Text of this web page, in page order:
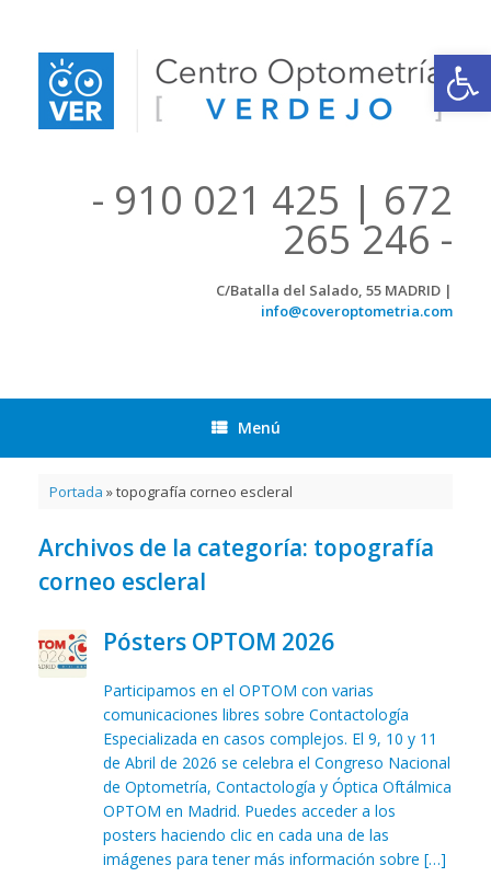
contenido
- 910 021 425 | 672
265 246 -
C/Batalla del Salado, 55 MADRID |
info@coveroptometria.com
Menú
Portada »topografía corneo escleral
Archivos de la categoría: topografía
corneo escleral
Pósters OPTOM 2026
Participamos en el OPTOM con varias
comunicaciones libres sobre Contactología
Especializada en casos complejos. El 9, 10 y 11
de Abril de 2026 se celebra el Congreso Nacional
de Optometría, Contactología y Óptica Oftálmica
OPTOM en Madrid. Puedes acceder a los
posters haciendo clic en cada una de las
imágenes para tener más información sobre […]